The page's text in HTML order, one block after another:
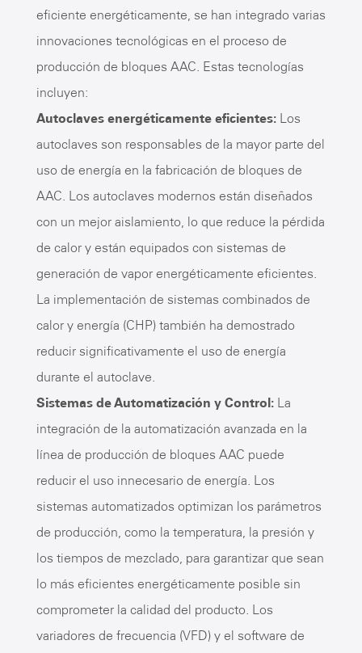
eficiente energéticamente, se han integrado varias
innovaciones tecnológicas en el proceso de
producción de bloques AAC. Estas tecnologías
incluyen:
Autoclaves energéticamente eficientes: Los
autoclaves son responsables de la mayor parte del
uso de energía en la fabricación de bloques de
AAC. Los autoclaves modernos están diseñados
con un mejor aislamiento, lo que reduce la pérdida
de calor y están equipados con sistemas de
generación de vapor energéticamente eficientes.
La implementación de sistemas combinados de
calor y energía (CHP) también ha demostrado
reducir significativamente el uso de energía
durante el autoclave.
Sistemas de Automatización y Control: La
integración de la automatización avanzada en la
línea de producción de bloques AAC puede
reducir el uso innecesario de energía. Los
sistemas automatizados optimizan los parámetros
de producción, como la temperatura, la presión y
los tiempos de mezclado, para garantizar que sean
lo más eficientes energéticamente posible sin
comprometer la calidad del producto. Los
variadores de frecuencia (VFD) y el software de